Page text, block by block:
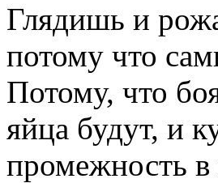
Глядишь и
потому что
Потому, что
яйца будут, и
промежность в